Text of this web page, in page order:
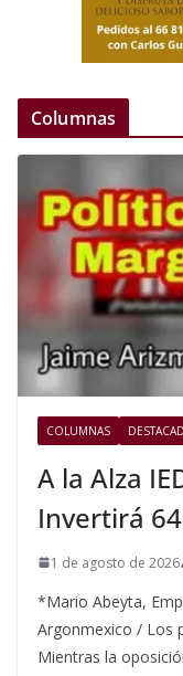
Columnas
COLUMNAS
A la Alza
Invertirá
1 de agosto de 2026
*Mario Abeyta,
Argonmexico / Los
Mientras la